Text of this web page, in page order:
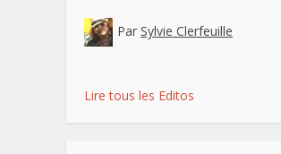
Par Sylvie Clerfeuille
Lire tous les Editos